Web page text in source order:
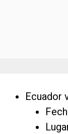
Ecuador